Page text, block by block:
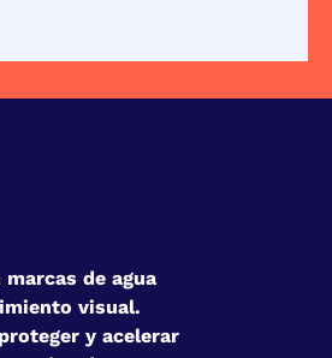
de agua
visual.
y acelerar